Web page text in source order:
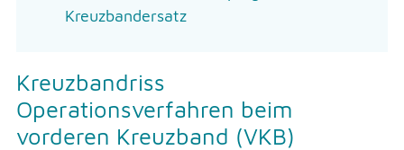
Kreuzbandersatz
Kreuzbandriss
Operationsverfahren beim
vorderen Kreuzband (VKB)